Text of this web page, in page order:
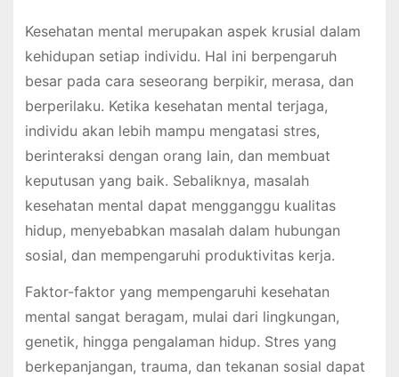
Kesehatan mental merupakan aspek krusial dalam
kehidupan setiap individu. Hal ini berpengaruh
besar pada cara seseorang berpikir, merasa, dan
berperilaku. Ketika kesehatan mental terjaga,
individu akan lebih mampu mengatasi stres,
berinteraksi dengan orang lain, dan membuat
keputusan yang baik. Sebaliknya, masalah
kesehatan mental dapat mengganggu kualitas
hidup, menyebabkan masalah dalam hubungan
sosial, dan mempengaruhi produktivitas kerja.
Faktor-faktor yang mempengaruhi kesehatan
mental sangat beragam, mulai dari lingkungan,
genetik, hingga pengalaman hidup. Stres yang
berkepanjangan, trauma, dan tekanan sosial dapat